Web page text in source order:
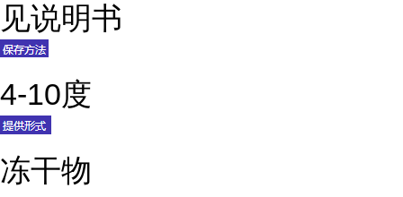
见说明书
4-10度
冻干物